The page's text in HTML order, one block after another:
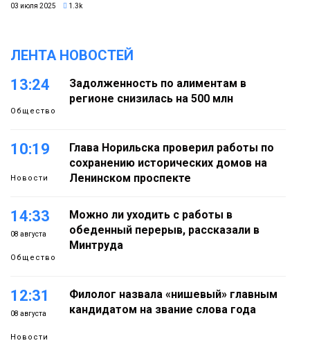
03 июля 2025 1.3k
ЛЕНТА НОВОСТЕЙ
13:24
Общество
Задолженность по алиментам в
регионе снизилась на 500 млн
10:19
Новости
Глава Норильска проверил работы по
сохранению исторических домов на
Ленинском проспекте
14:33
08 августа
Общество
Можно ли уходить с работы в
обеденный перерыв, рассказали в
Минтруда
12:31
08 августа
Новости
Филолог назвала «нишевый» главным
кандидатом на звание слова года